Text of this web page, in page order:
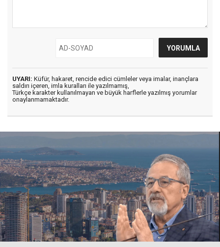
UYARI: Küfür, hakaret, rencide edici cümleler veya imalar, inançlara
saldırı içeren, imla kuralları ile yazılmamış,
Türkçe karakter kullanılmayan ve büyük harflerle yazılmış yorumlar
onaylanmamaktadır.